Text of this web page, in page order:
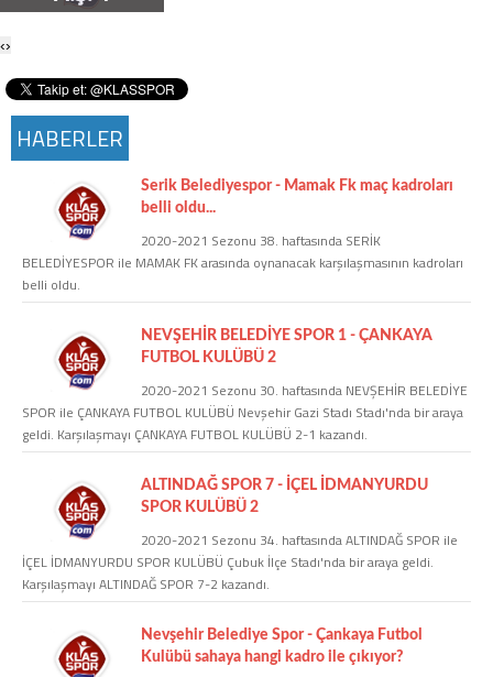
Google Plus
Instagram
Hakkımızda
Künye
İletişim
Web Sürüme Geç
‹›
HABERLER
Serik Belediyespor - Mamak Fk maç kadroları
belli oldu...
2020-2021 Sezonu 38. haftasında SERİK
BELEDİYESPOR ile MAMAK FK arasında oynanacak karşılaşmasının kadroları
belli oldu.
NEVŞEHİR BELEDİYE SPOR 1 - ÇANKAYA
FUTBOL KULÜBÜ 2
2020-2021 Sezonu 30. haftasında NEVŞEHİR BELEDİYE
SPOR ile ÇANKAYA FUTBOL KULÜBÜ Nevşehir Gazi Stadı Stadı'nda bir araya
geldi. Karşılaşmayı ÇANKAYA FUTBOL KULÜBÜ 2-1 kazandı.
ALTINDAĞ SPOR 7 - İÇEL İDMANYURDU
SPOR KULÜBÜ 2
2020-2021 Sezonu 34. haftasında ALTINDAĞ SPOR ile
İÇEL İDMANYURDU SPOR KULÜBÜ Çubuk İlçe Stadı'nda bir araya geldi.
Karşılaşmayı ALTINDAĞ SPOR 7-2 kazandı.
Nevşehir Belediye Spor - Çankaya Futbol
Kulübü sahaya hangi kadro ile çıkıyor?